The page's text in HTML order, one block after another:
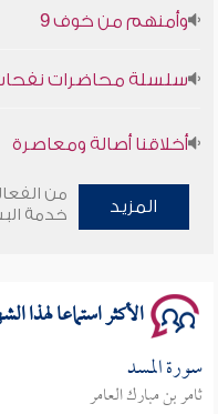
وأمنهم من خوف 9
سلسلة محاضرات نفحات
أخلاقنا أصالة ومعاصرة
وأمنهم من خوف 9
المزيد
من
خدمة
الأكثر استماعا لهذا
سورة المسد
ثامر بن مبارك العامر